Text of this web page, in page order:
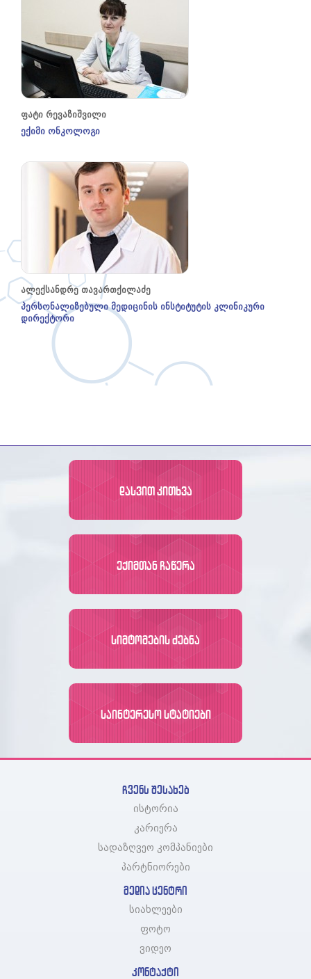
ფატი რევაზიშვილი
ექიმი ონკოლოგი
ალექსანდრე თავართქილაძე
პერსონალიზებული მედიცინის ინსტიტუტის კლინიკური
დირექტორი
ᲓᲐᲡᲕᲘᲗ ᲙᲘᲗᲮᲕᲐ
ᲔᲥᲘᲛᲗᲐᲜ ᲩᲐᲬᲔᲠᲐ
ᲡᲘᲛᲢᲝᲛᲔᲑᲘᲡ ᲫᲔᲑᲜᲐ
ᲡᲐᲘᲜᲢᲔᲠᲔᲡᲝ ᲡᲢᲐᲢᲘᲔᲑᲘ
ჩვენს შესახებ
ისტორია
კარიერა
სადაზღვეო კომპანიები
პარტნიორები
მედია ცენტრი
სიახლეები
ფოტო
ვიდეო
კონტაქტი